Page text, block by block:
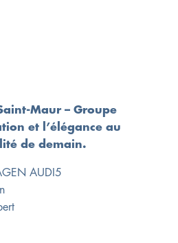
Maur – Groupe
et l’élégance au
de demain.
AUDI5